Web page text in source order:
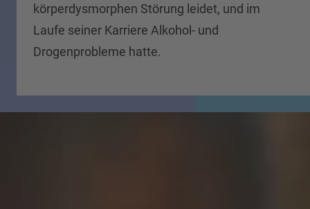
körperdysmorphen Störung leidet, und im
Laufe seiner Karriere Alkohol- und
Drogenprobleme hatte.